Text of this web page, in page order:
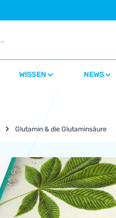
WISSEN NEWS
Glutamin & die Glutaminsäure